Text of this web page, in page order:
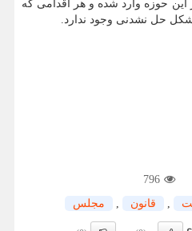
حوزه وارد شده و هر اقدامی که
حل نشدنی وجود ندارد.
796
, قانون , مجلس